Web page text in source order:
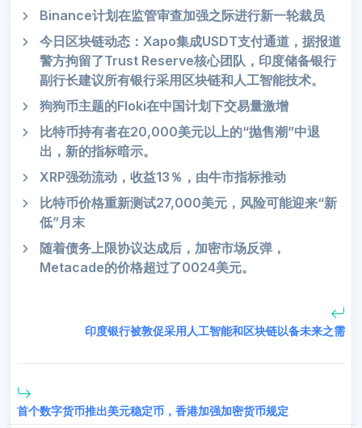
Binance计划在监管审查加强之际进行新一轮裁员
今日区块链动态：Xapo集成USDT支付通道，据报道
警方拘留了Trust Reserve核心团队，印度储备银行
副行长建议所有银行采用区块链和人工智能技术。
狗狗币主题的Floki在中国计划下交易量激增
比特币持有者在20,000美元以上的“抛售潮”中退
出，新的指标暗示。
XRP强劲流动，收益13％，由牛市指标推动
比特币价格重新测试27,000美元，风险可能迎来“新
低”月末
随着债务上限协议达成后，加密市场反弹，
Metacade的价格超过了0024美元。
印度银行被敦促采用人工智能和区块链以备未来之需
首个数字货币推出美元稳定币，香港加强加密货币规定